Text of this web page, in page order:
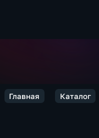
Главная Каталог